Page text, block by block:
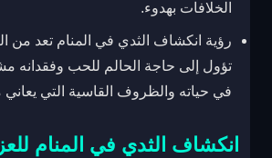
الخلافات بهدوء.
رؤية انكشاف الثدي في المنام تعد من
تؤول إلى حاجة الحالم للحب وفقدانه
في حياته والظروف القاسية التي يعاني
انكشاف الثدي في المنام